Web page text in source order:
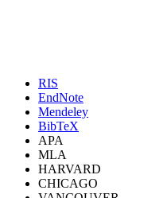
RIS
EndNote
Mendeley
BibTeX
APA
MLA
HARVARD
CHICAGO